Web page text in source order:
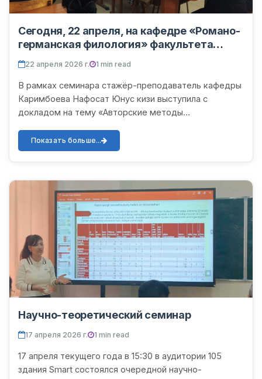
Сегодня, 22 апреля, на кафедре «Романо-
германская филология» факультета
иностранной филологии Ургенчского
государственного университета имени
Абу Райхана Беруни состоялся очередной
научно-теоретический семинар.
22 апреля 2026 г. 1 min read
В рамках семинара стажёр-преподаватель кафедры
Каримбоева Нафосат Юнус кизи выступила с
докладом на тему «Авторские методы
французском языке». В ходе семинара...
Показать больше...
Научно-теоретический семинар
17 апреля 2026 г. 1 min read
17 апреля текущего года в 15:30 в аудитории 105
здания Smart состоялся очередной научно-